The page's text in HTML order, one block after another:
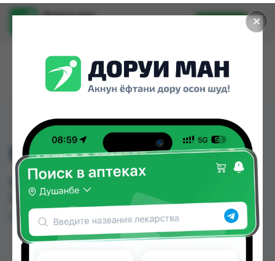
✕
Доруи ман
Установить
ELTONIN
ELTONIN можно купить или заказать в аптеках
Душанбе и других городах Таджикистана
Цена: отTJS